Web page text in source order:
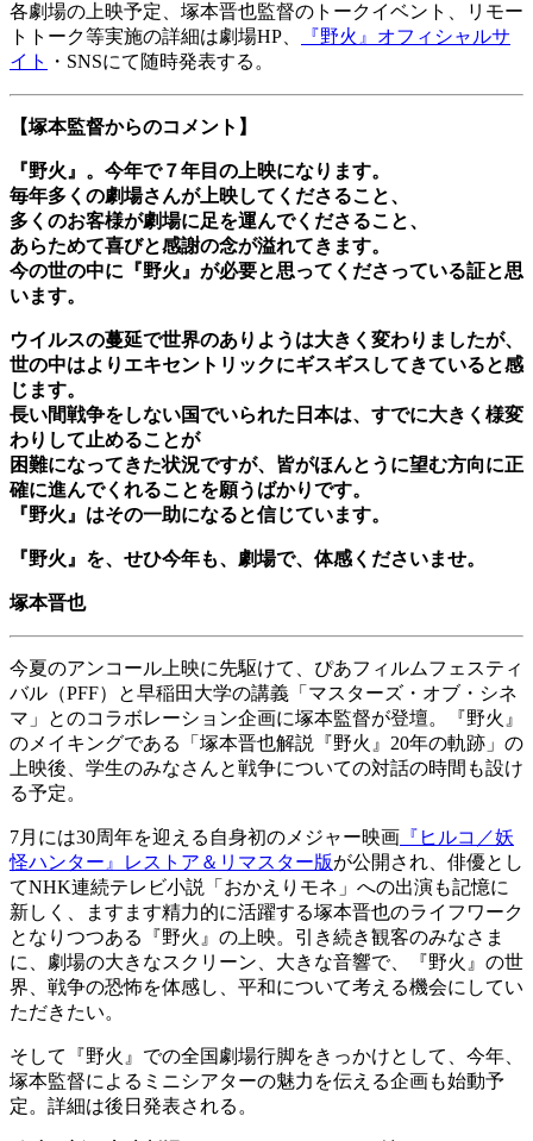
各劇場の上映予定、塚本晋也監督のトークイベント、リモー
トトーク等実施の詳細は劇場HP、
『野火』オフィシャルサ
イト
・SNSにて随時発表する。
【塚本監督からのコメント】
『野火』。今年で７年目の上映になります。
毎年多くの劇場さんが上映してくださること、
多くのお客様が劇場に足を運んでくださること、
あらためて喜びと感謝の念が溢れてきます。
今の世の中に『野火』が必要と思ってくださっている証と思
います。
ウイルスの蔓延で世界のありようは大きく変わりましたが、
世の中はよりエキセントリックにギスギスしてきていると感
じます。
長い間戦争をしない国でいられた日本は、すでに大きく様変
わりして止めることが
困難になってきた状況ですが、皆がほんとうに望む方向に正
確に進んでくれることを願うばかりです。
『野火』はその一助になると信じています。
『野火』を、せひ今年も、劇場で、体感くださいませ。
塚本晋也
今夏のアンコール上映に先駆けて、ぴあフィルムフェスティ
バル（PFF）と早稲田大学の講義「マスターズ・オブ・シネ
マ」とのコラボレーション企画に塚本監督が登壇。『野火』
のメイキングである「塚本晋也解説『野火』20年の軌跡」の
上映後、学生のみなさんと戦争についての対話の時間も設け
る予定。
7月には30周年を迎える自身初のメジャー映画 『ヒルコ／妖
怪ハンター』レストア＆リマスター版が公開され、俳優とし
てNHK連続テレビ小説「おかえりモネ」への出演も記憶に
新しく、ますます精力的に活躍する塚本晋也のライフワーク
となりつつある『野火』の上映。引き続き観客のみなさま
に、劇場の大きなスクリーン、大きな音響で、『野火』の世
界、戦争の恐怖を体感し、平和について考える機会にしてい
ただきたい。
そして『野火』での全国劇場行脚をきっかけとして、今年、
塚本監督によるミニシアターの魅力を伝える企画も始動予
定。詳細は後日発表される。